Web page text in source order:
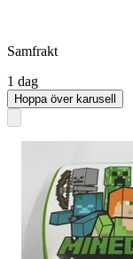
Samfrakt
1 dag
Hoppa över karusell